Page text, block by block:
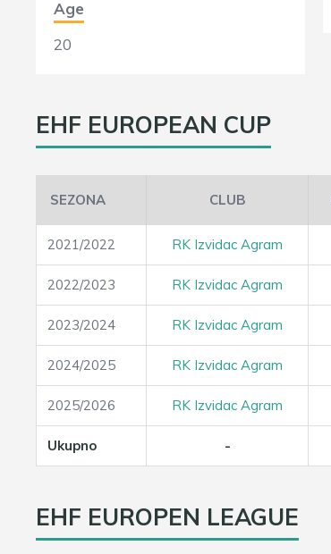
Age
20
EHF EUROPEAN CUP
SEZONA CLUB
2021/2022 RK Izvidac Agram
2022/2023 RK Izvidac Agram
2023/2024 RK Izvidac Agram
2024/2025 RK Izvidac Agram
2025/2026 RK Izvidac Agram
Ukupno -
EHF EUROPEN LEAGUE